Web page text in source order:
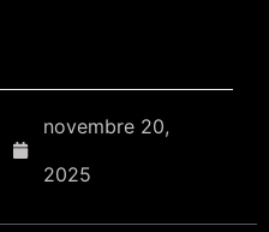
novembre 20,
2025